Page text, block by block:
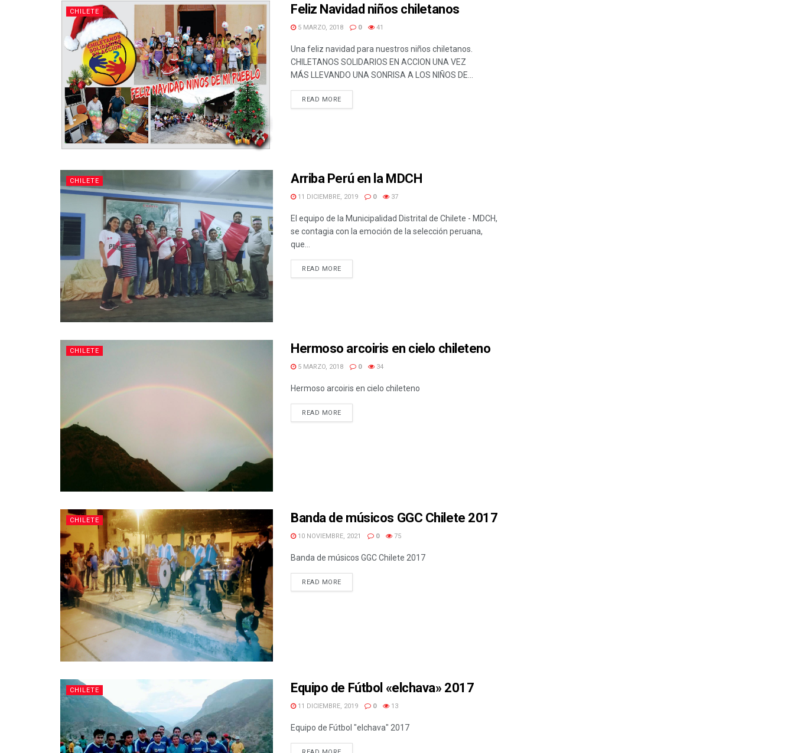
CHILETE Feliz Navidad niños chiletanos
5 MARZO, 2018 0 41
Una feliz navidad para nuestros niños chiletanos.
CHILETANOS SOLIDARIOS EN ACCION UNA VEZ
MÁS LLEVANDO UNA SONRISA A LOS NIÑOS DE...
READ MORE
CHILETE Arriba Perú en la MDCH
11 DICIEMBRE, 2019 0 37
El equipo de la Municipalidad Distrital de Chilete - MDCH,
se contagia con la emoción de la selección peruana,
que...
READ MORE
CHILETE Hermoso arcoiris en cielo chileteno
5 MARZO, 2018 0 34
Hermoso arcoiris en cielo chileteno
READ MORE
CHILETE Banda de músicos GGC Chilete 2017
10 NOVIEMBRE, 2021 0 75
Banda de músicos GGC Chilete 2017
READ MORE
CHILETE Equipo de Fútbol «elchava» 2017
11 DICIEMBRE, 2019 0 13
Equipo de Fútbol "elchava" 2017